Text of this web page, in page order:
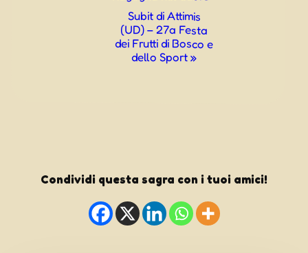
Subit di Attimis
(UD) – 27a Festa
dei Frutti di Bosco e
dello Sport»
Condividi questa sagra con i tuoi amici!